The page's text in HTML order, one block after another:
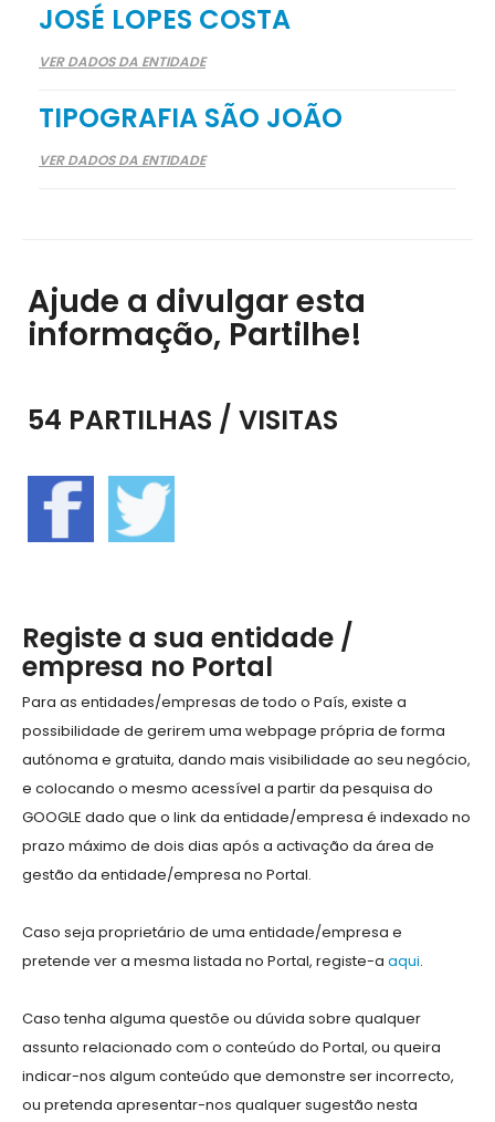
JOSÉ LOPES COSTA
VER DADOS DA ENTIDADE
TIPOGRAFIA SÃO JOÃO
VER DADOS DA ENTIDADE
Ajude a divulgar esta
informação, Partilhe!
54 PARTILHAS / VISITAS
Registe a sua entidade /
empresa no Portal
Para as entidades/empresas de todo o País, existe a
possibilidade de gerirem uma webpage própria de forma
autónoma e gratuita, dando mais visibilidade ao seu negócio,
e colocando o mesmo acessível a partir da pesquisa do
GOOGLE dado que o link da entidade/empresa é indexado no
prazo máximo de dois dias após a activação da área de
gestão da entidade/empresa no Portal.
Caso seja proprietário de uma entidade/empresa e
pretende ver a mesma listada no Portal, registe-a aqui.
Caso tenha alguma questõe ou dúvida sobre qualquer
assunto relacionado com o conteúdo do Portal, ou queira
indicar-nos algum conteúdo que demonstre ser incorrecto,
ou pretenda apresentar-nos qualquer sugestão nesta